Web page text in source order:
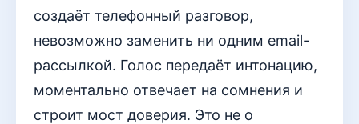
создаёт телефонный разговор,
невозможно заменить ни одним email-
рассылкой. Голос передаёт интонацию,
моментально отвечает на сомнения и
строит мост доверия. Это не о